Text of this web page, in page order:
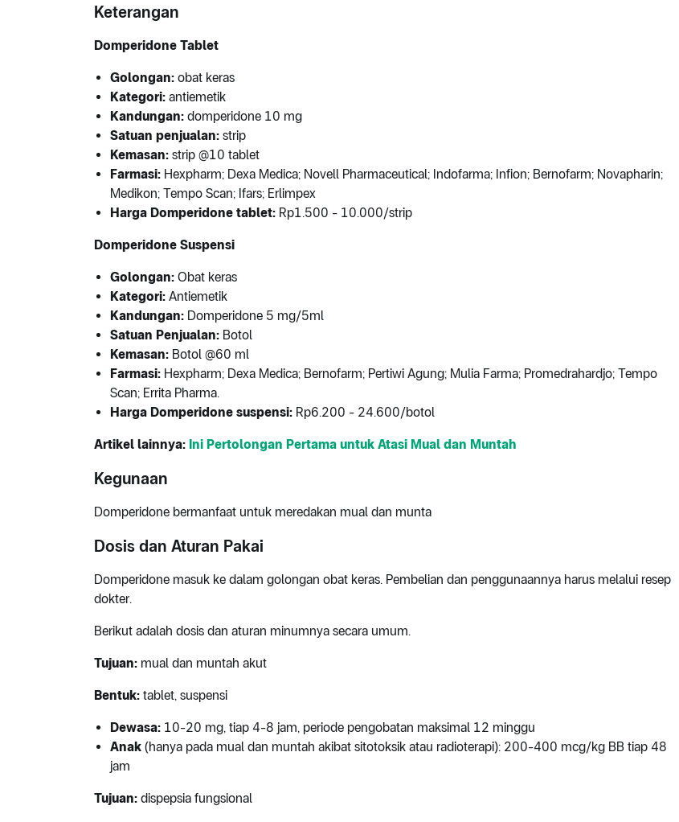
Keterangan
Domperidone Tablet
Golongan: obat keras
Kategori: antiemetik
Kandungan: domperidone 10 mg
Satuan penjualan: strip
Kemasan: strip @10 tablet
Farmasi: Hexpharm; Dexa Medica; Novell Pharmaceutical; Indofarma; Infion; Bernofarm; Novapharin;
Medikon; Tempo Scan; Ifars; Erlimpex
Harga Domperidone tablet: Rp1.500 - 10.000/strip
Domperidone Suspensi
Golongan: Obat keras
Kategori: Antiemetik
Kandungan: Domperidone 5 mg/5ml
Satuan Penjualan: Botol
Kemasan: Botol @60 ml
Farmasi: Hexpharm; Dexa Medica; Bernofarm; Pertiwi Agung; Mulia Farma; Promedrahardjo; Tempo
Scan; Errita Pharma.
Harga Domperidone suspensi: Rp6.200 - 24.600/botol
Artikel lainnya: Ini Pertolongan Pertama untuk Atasi Mual dan Muntah
Kegunaan
Domperidone bermanfaat untuk meredakan mual dan munta
Dosis dan Aturan Pakai
Domperidone masuk ke dalam golongan obat keras. Pembelian dan penggunaannya harus melalui resep
dokter.
Berikut adalah dosis dan aturan minumnya secara umum.
Tujuan: mual dan muntah akut
Bentuk: tablet, suspensi
Dewasa: 10-20 mg, tiap 4-8 jam, periode pengobatan maksimal 12 minggu
Anak (hanya pada mual dan muntah akibat sitotoksik atau radioterapi): 200-400 mcg/kg BB tiap 48
jam
Tujuan: dispepsia fungsional